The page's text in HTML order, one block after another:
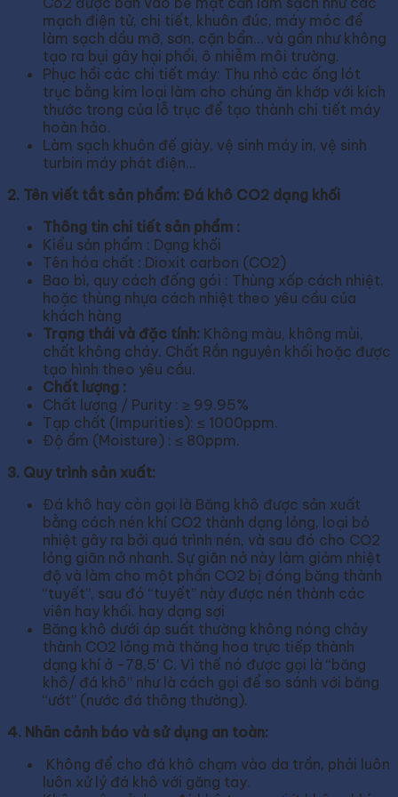
mạch điện tử, chi tiết, khuôn đúc, máy móc để
làm sạch dầu mỡ, sơn, cặn bẩn… và gần như không
tạo ra bụi gây hại phổi, ô nhiễm môi trường.
Phục hồi các chi tiết máy: Thu nhỏ các ống lót
trục bằng kim loại làm cho chúng ăn khớp với kích
thước trong của lỗ trục để tạo thành chi tiết máy
hoàn hảo.
Làm sạch khuôn đế giày, vệ sinh máy in, vệ sinh
turbin máy phát điện…
2. Tên viết tắt sản phẩm: Đá khô CO2 dạng khối
Thông tin chi tiết sản phẩm :
Kiểu sản phẩm : Dạng khối
Tên hóa chất : Dioxit carbon (CO2)
Bao bì, quy cách đống gói : Thùng xốp cách nhiệt.
hoặc thùng nhựa cách nhiệt theo yêu cầu của
khách hàng
Trạng thái và đặc tính: Không màu, không mùi,
chất không cháy. Chất Rắn nguyên khối hoặc được
tạo hình theo yêu cầu.
Chất lượng :
Chất lượng / Purity : ≥ 99.95%
Tạp chất (Impurities): ≤ 1000ppm.
Độ ẩm (Moisture) : ≤ 80ppm.
3. Quy trình sản xuất:
Đá khô hay còn gọi là Băng khô được sản xuất
bằng cách nén khí CO2 thành dạng lỏng, loại bỏ
nhiệt gây ra bởi quá trình nén, và sau đó cho CO2
lỏng giãn nở nhanh. Sự giãn nở này làm giảm nhiệt
độ và làm cho một phần CO2 bị đóng băng thành
“tuyết”, sau đó “tuyết” này được nén thành các
viên hay khối. hay dạng sợi
Băng khô dưới áp suất thường không nóng chảy
thành CO2 lỏng mà thăng hoa trực tiếp thành
dạng khí ở -78,5′ C. Vì thế nó được gọi là “băng
khô/ đá khô” như là cách gọi để so sánh với băng
“ướt” (nước đá thông thường).
4. Nhãn cảnh báo và sử dụng an toàn:
Không để cho đá khô chạm vào da trần, phải luôn
luôn xử lý đá khô với găng tay.